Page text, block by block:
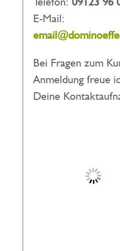
E-Mail:
Bei Fragen zum
Anmeldung freue
Deine